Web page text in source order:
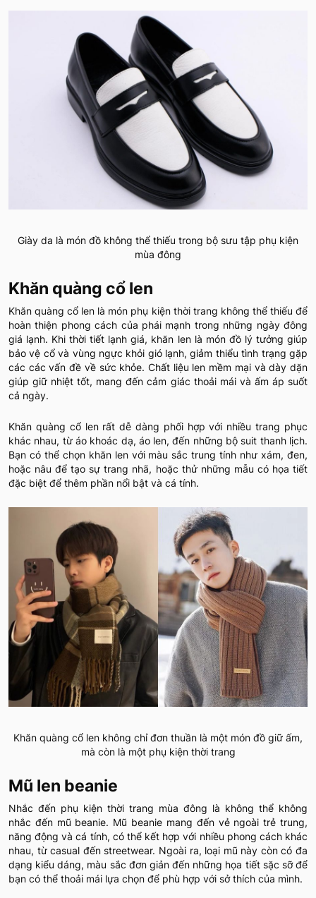
Giày da là món đồ không thể thiếu trong bộ sưu tập phụ kiện
mùa đông
Khăn quàng cổ len
Khăn quàng cổ len là món phụ kiện thời trang không thể thiếu để
hoàn thiện phong cách của phái mạnh trong những ngày đông
giá lạnh. Khi thời tiết lạnh giá, khăn len là món đồ lý tưởng giúp
bảo vệ cổ và vùng ngực khỏi gió lạnh, giảm thiểu tình trạng gặp
các các vấn đề về sức khỏe. Chất liệu len mềm mại và dày dặn
giúp giữ nhiệt tốt, mang đến cảm giác thoải mái và ấm áp suốt
cả ngày.
Khăn quàng cổ len rất dễ dàng phối hợp với nhiều trang phục
khác nhau, từ áo khoác dạ, áo len, đến những bộ suit thanh lịch.
Bạn có thể chọn khăn len với màu sắc trung tính như xám, đen,
hoặc nâu để tạo sự trang nhã, hoặc thử những mẫu có họa tiết
đặc biệt để thêm phần nổi bật và cá tính.
Khăn quàng cổ len không chỉ đơn thuần là một món đồ giữ ấm,
mà còn là một phụ kiện thời trang
Mũ len beanie
Nhắc đến phụ kiện thời trang mùa đông là không thể không
nhắc đến mũ beanie. Mũ beanie mang đến vẻ ngoài trẻ trung,
năng động và cá tính, có thể kết hợp với nhiều phong cách khác
nhau, từ casual đến streetwear. Ngoài ra, loại mũ này còn có đa
dạng kiểu dáng, màu sắc đơn giản đến những họa tiết sặc sỡ để
bạn có thể thoải mái lựa chọn để phù hợp với sở thích của mình.